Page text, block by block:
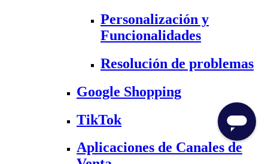
Personalización y
Funcionalidades
Resolución de problemas
Google Shopping
TikTok
Aplicaciones de Canales de